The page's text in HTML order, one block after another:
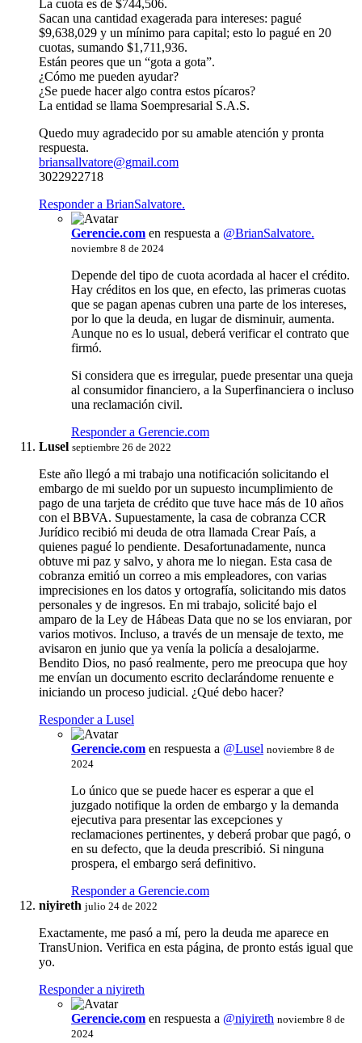
La cuota es de $744,506.
Sacan una cantidad exagerada para intereses: pagué
$9,638,029 y un mínimo para capital; esto lo pagué en 20
cuotas, sumando $1,711,936.
Están peores que un “gota a gota”.
¿Cómo me pueden ayudar?
¿Se puede hacer algo contra estos pícaros?
La entidad se llama Soempresarial S.A.S.
Quedo muy agradecido por su amable atención y pronta
respuesta.
briansallvatore@gmail.com
3022922718
Responder a BrianSalvatore.
Gerencie.com en respuesta a @BrianSalvatore.
noviembre 8 de 2024
Depende del tipo de cuota acordada al hacer el crédito.
Hay créditos en los que, en efecto, las primeras cuotas
que se pagan apenas cubren una parte de los intereses,
por lo que la deuda, en lugar de disminuir, aumenta.
Aunque no es lo usual, deberá verificar el contrato que
firmó.
Si considera que es irregular, puede presentar una queja
al consumidor financiero, a la Superfinanciera o incluso
una reclamación civil.
Responder a Gerencie.com
Lusel septiembre 26 de 2022
Este año llegó a mi trabajo una notificación solicitando el
embargo de mi sueldo por un supuesto incumplimiento de
pago de una tarjeta de crédito que tuve hace más de 10 años
con el BBVA. Supuestamente, la casa de cobranza CCR
Jurídico recibió mi deuda de otra llamada Crear País, a
quienes pagué lo pendiente. Desafortunadamente, nunca
obtuve mi paz y salvo, y ahora me lo niegan. Esta casa de
cobranza emitió un correo a mis empleadores, con varias
imprecisiones en los datos y ortografía, solicitando mis datos
personales y de ingresos. En mi trabajo, solicité bajo el
amparo de la Ley de Hábeas Data que no se los enviaran, por
varios motivos. Incluso, a través de un mensaje de texto, me
avisaron en junio que ya venía la policía a desalojarme.
Bendito Dios, no pasó realmente, pero me preocupa que hoy
me envían un documento escrito declarándome renuente e
iniciando un proceso judicial. ¿Qué debo hacer?
Responder a Lusel
Gerencie.com en respuesta a @Lusel noviembre 8 de
2024
Lo único que se puede hacer es esperar a que el
juzgado notifique la orden de embargo y la demanda
ejecutiva para presentar las excepciones y
reclamaciones pertinentes, y deberá probar que pagó, o
en su defecto, que la deuda prescribió. Si ninguna
prospera, el embargo será definitivo.
Responder a Gerencie.com
niyireth julio 24 de 2022
Exactamente, me pasó a mí, pero la deuda me aparece en
TransUnion. Verifica en esta página, de pronto estás igual que
yo.
Responder a niyireth
Gerencie.com en respuesta a @niyireth noviembre 8 de
2024